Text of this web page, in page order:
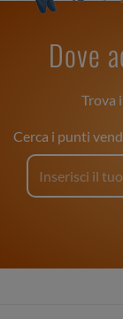
Dove
Trova
Cerca i punti